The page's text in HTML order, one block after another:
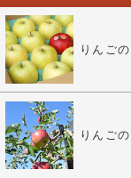
りんご
りんご